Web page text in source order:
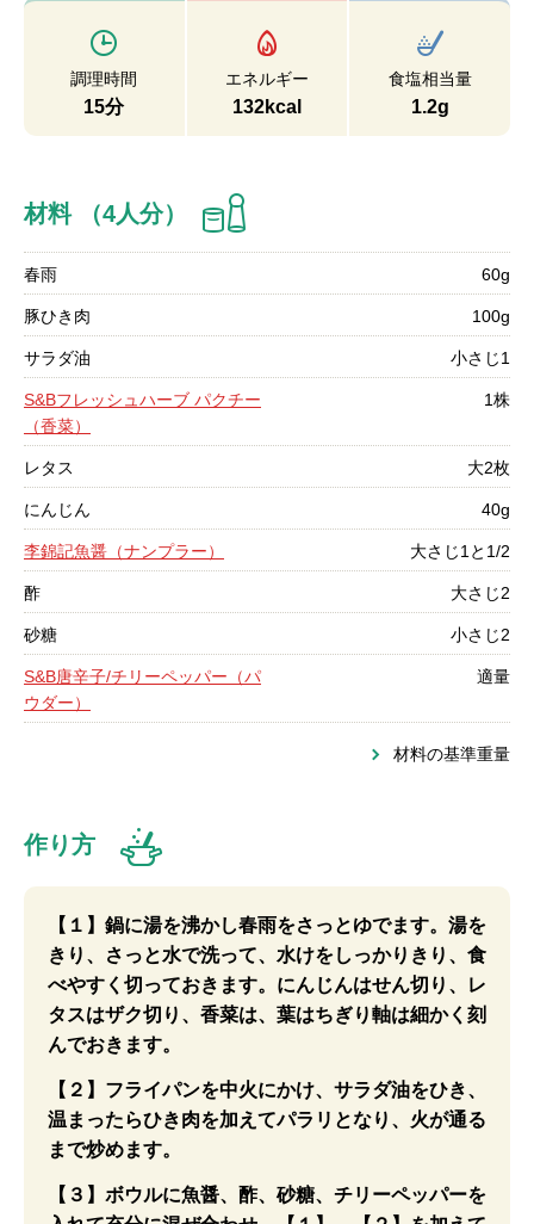
調理時間
15分
エネルギー
132kcal
食塩相当量
1.2g
材料 （4人分）
春雨 60g
豚ひき肉 100g
サラダ油 小さじ1
S&Bフレッシュハーブ パクチー
（香菜）
1株
レタス 大2枚
にんじん 40g
李錦記魚醤（ナンプラー） 大さじ1と1/2
酢 大さじ2
砂糖 小さじ2
S&B唐辛子/チリーペッパー（パ
ウダー）
適量
材料の基準重量
作り方
【１】鍋に湯を沸かし春雨をさっとゆでます。湯を
きり、さっと水で洗って、水けをしっかりきり、食
べやすく切っておきます。にんじんはせん切り、レ
タスはザク切り、香菜は、葉はちぎり軸は細かく刻
んでおきます。
【２】フライパンを中火にかけ、サラダ油をひき、
温まったらひき肉を加えてパラリとなり、火が通る
まで炒めます。
【３】ボウルに魚醤、酢、砂糖、チリーペッパーを